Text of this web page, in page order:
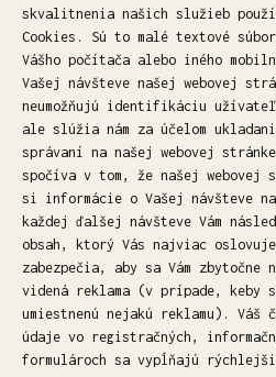
skvalitnenia našich služieb
Cookies. Sú to malé textové
Vášho počítača alebo iného
Vašej návšteve našej webovej
neumožňujú identifikáciu
ale slúžia nám za účelom
správaní na našej webovej
spočíva v tom, že našej webovej
si informácie o Vašej návšteve
každej ďalšej návšteve Vám
obsah, ktorý Vás najviac
zabezpečia, aby sa Vám zbytočne
videná reklama (v prípade, keby
umiestnenú nejakú reklamu).
údaje vo registračných,
formulároch sa vypĺňajú